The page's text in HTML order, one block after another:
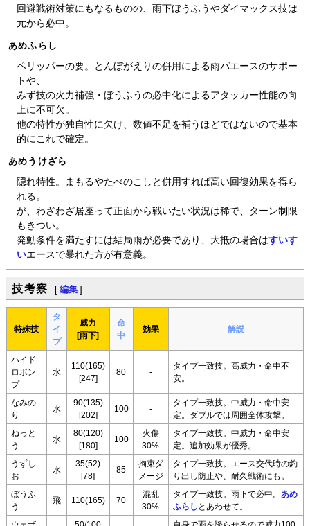
回避戦術対策にもなるものの、雨下ぼうふうやダイマックス技は
元から必中。
あめふらし
ペリッパーの要。とんぼがえりの併用による雨パエースのサポー
トや、
みず技の火力補強・ぼうふうの必中化によるアタッカー性能の向
上に不可欠。
他の特性が独自性に欠け、数値不足を補うほどではないので基本
的にこれで確定。
あめうけざら
隠れ特性。まもるやたべのこしと併用すれば高い回復効果を得ら
れる。
が、わざわざ居座って正面から戦いたい状況は稀で、ターン制限
もきつい。
発動条件を満たすには結局雨が必要であり、大抵の場合はすいす
いエースで暴れた方が有意義。
技考察 [ 編集 ]
特殊技
タ
イ
プ
威力
[雨下]
命
中
効果 解説
ハイド
ロポン
プ
水
110(165)
[247]
80 -
タイプ一致技。高威力・命中不
安。
なみの
り
水
90(135)
[202]
100 -
タイプ一致技。中威力・命中安
定。ダブルでは周囲全体攻撃。
ねっと
う
水
80(120)
[180]
100
火傷
30%
タイプ一致技。中威力・命中安
定。追加効果が優秀。
うずし
お
水
35(52)
[78]
85
拘束ダ
メージ
タイプ一致技。エース交代時の釣
り出し防止や、耐久戦術にも。
ぼうふ
う
飛 110(165) 70
混乱
30%
タイプ一致技。雨下で必中。
あめ
ふらし とあわせて。